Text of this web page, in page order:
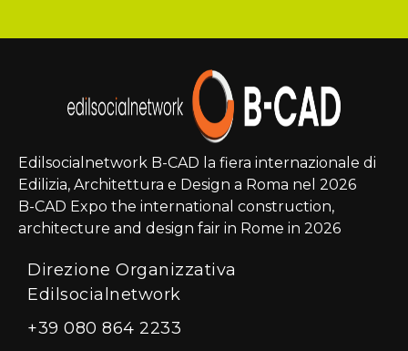
Edilsocialnetwork B-CAD la fiera internazionale di
Edilizia, Architettura e Design a Roma nel 2026
B-CAD Expo the international construction,
architecture and design fair in Rome in 2026
Direzione Organizzativa
Edilsocialnetwork
+39 080 864 2233